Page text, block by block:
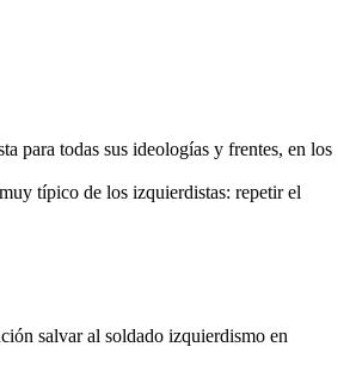
para todas sus ideologías y frentes, en los
típico de los izquierdistas: repetir el
salvar al soldado izquierdismo en